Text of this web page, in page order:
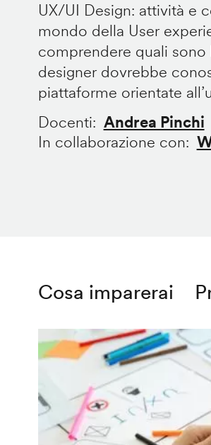
UX/UI Design: attività e
mondo della User
comprendere quali
designer dovrebbe
piattaforme orientate
Docenti
Andrea Pinchi
In collaborazione con
Cosa imparerai